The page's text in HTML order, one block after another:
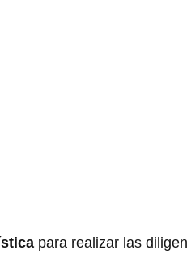
para realizar las